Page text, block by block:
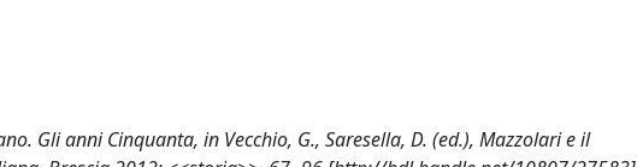
Gli anni Cinquanta, in Vecchio, G., Saresella, D. (ed.), Mazzolari e il